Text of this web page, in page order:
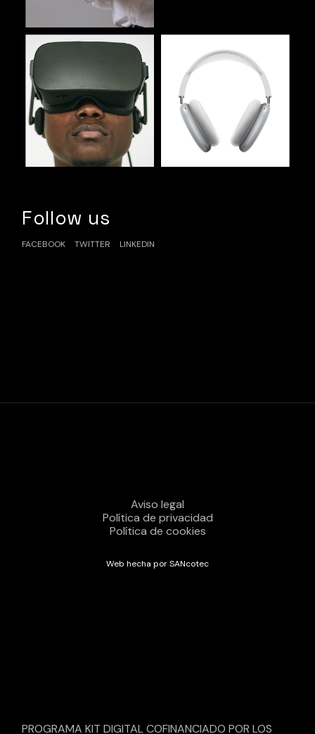
Follow us
FACEBOOK TWITTER LINKEDIN
Aviso legal
Política de privacidad
Política de cookies
Web hecha por SANcotec
PROGRAMA KIT DIGITAL COFINANCIADO POR LOS